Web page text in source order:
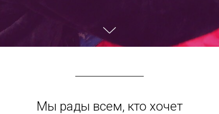
Мы рады всем, кто хочет